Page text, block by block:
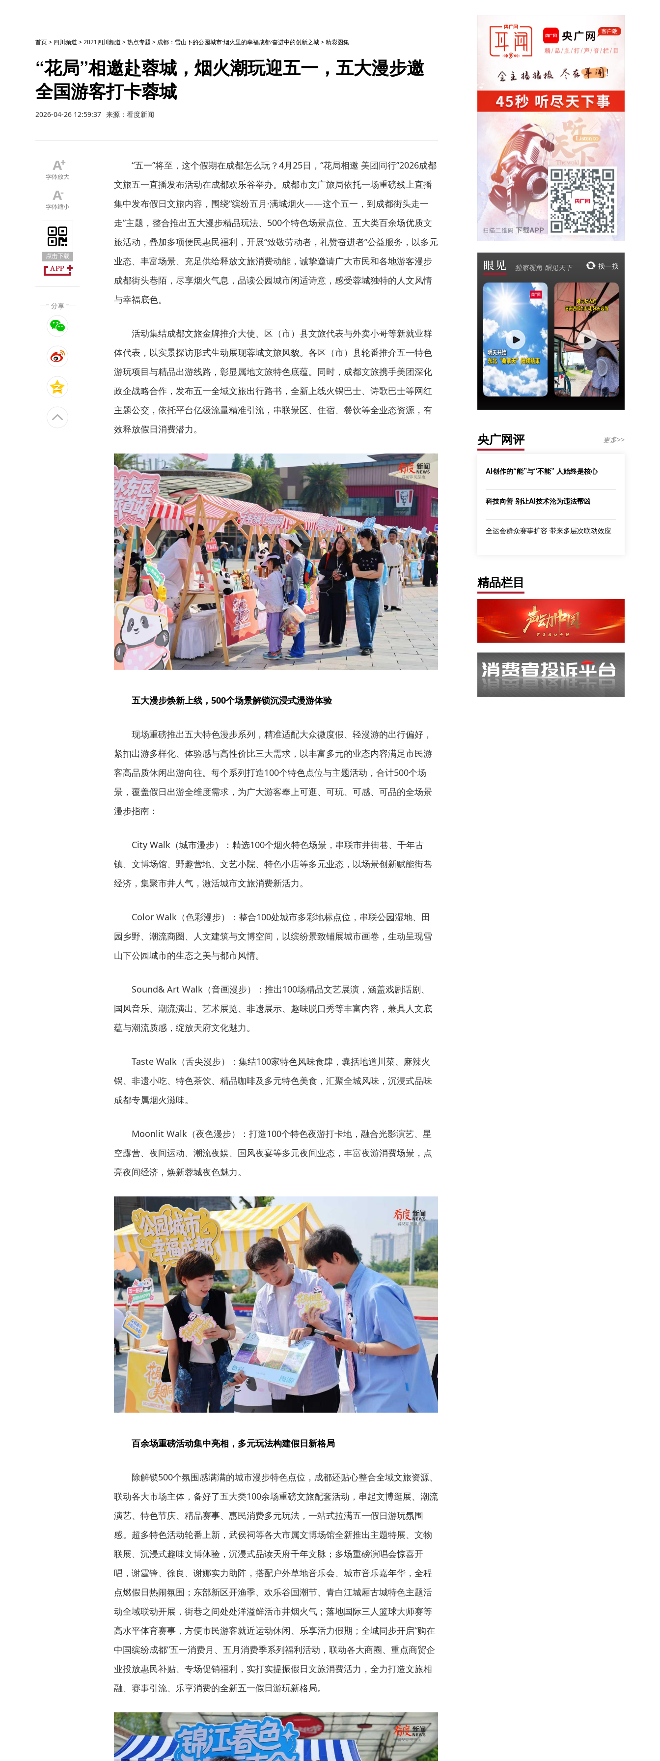
首页> 四川频道 >2021四川频道 >热点专题 > 成都：雪山下的公园城市·烟火里的幸福成都·奋进中的创新之城>精彩图集
“花局”相邀赴蓉城，烟火潮玩迎五一，五大漫步邀
全国游客打卡蓉城
2026-04-26 12:59:37 来源：看度新闻
“五一”将至，这个假期在成都怎么玩？4月25日，“花局相邀 美团同行”2026成都
文旅五一直播发布活动在成都欢乐谷举办。成都市文广旅局依托一场重磅线上直播
集中发布假日文旅内容，围绕“缤纷五月·满城烟火——这个五一，到成都街头走一
走”主题，整合推出五大漫步精品玩法、500个特色场景点位、五大类百余场优质文
旅活动，叠加多项便民惠民福利，开展“致敬劳动者，礼赞奋进者”公益服务，以多元
业态、丰富场景、充足供给释放文旅消费动能，诚挚邀请广大市民和各地游客漫步
成都街头巷陌，尽享烟火气息，品读公园城市闲适诗意，感受蓉城独特的人文风情
与幸福底色。
活动集结成都文旅金牌推介大使、区（市）县文旅代表与外卖小哥等新就业群
体代表，以实景探访形式生动展现蓉城文旅风貌。各区（市）县轮番推介五一特色
游玩项目与精品出游线路，彰显属地文旅特色底蕴。同时，成都文旅携手美团深化
政企战略合作，发布五一全域文旅出行路书，全新上线火锅巴士、诗歌巴士等网红
主题公交，依托平台亿级流量精准引流，串联景区、住宿、餐饮等全业态资源，有
效释放假日消费潜力。
五大漫步焕新上线，500个场景解锁沉浸式漫游体验
现场重磅推出五大特色漫步系列，精准适配大众微度假、轻漫游的出行偏好，
紧扣出游多样化、体验感与高性价比三大需求，以丰富多元的业态内容满足市民游
客高品质休闲出游向往。每个系列打造100个特色点位与主题活动，合计500个场
景，覆盖假日出游全维度需求，为广大游客奉上可逛、可玩、可感、可品的全场景
漫步指南：
City Walk（城市漫步）：精选100个烟火特色场景，串联市井街巷、千年古
镇、文博场馆、野趣营地、文艺小院、特色小店等多元业态，以场景创新赋能街巷
经济，集聚市井人气，激活城市文旅消费新活力。
Color Walk（色彩漫步）：整合100处城市多彩地标点位，串联公园湿地、田
园乡野、潮流商圈、人文建筑与文博空间，以缤纷景致铺展城市画卷，生动呈现雪
山下公园城市的生态之美与都市风情。
Sound& Art Walk（音画漫步）：推出100场精品文艺展演，涵盖戏剧话剧、
国风音乐、潮流演出、艺术展览、非遗展示、趣味脱口秀等丰富内容，兼具人文底
蕴与潮流质感，绽放天府文化魅力。
Taste Walk（舌尖漫步）：集结100家特色风味食肆，囊括地道川菜、麻辣火
锅、非遗小吃、特色茶饮、精品咖啡及多元特色美食，汇聚全城风味，沉浸式品味
成都专属烟火滋味。
Moonlit Walk（夜色漫步）：打造100个特色夜游打卡地，融合光影演艺、星
空露营、夜间运动、潮流夜娱、国风夜宴等多元夜间业态，丰富夜游消费场景，点
亮夜间经济，焕新蓉城夜色魅力。
百余场重磅活动集中亮相，多元玩法构建假日新格局
除解锁500个氛围感满满的城市漫步特色点位，成都还贴心整合全域文旅资源、
联动各大市场主体，备好了五大类100余场重磅文旅配套活动，串起文博逛展、潮流
演艺、特色节庆、精品赛事、惠民消费多元玩法，一站式拉满五一假日游玩氛围
感。超多特色活动轮番上新，武侯祠等各大市属文博场馆全新推出主题特展、文物
联展、沉浸式趣味文博体验，沉浸式品读天府千年文脉；多场重磅演唱会惊喜开
唱，谢霆锋、徐良、谢娜实力助阵，搭配户外草地音乐会、城市音乐嘉年华，全程
点燃假日热闹氛围；东部新区开渔季、欢乐谷国潮节、青白江城厢古城特色主题活
动全域联动开展，街巷之间处处洋溢鲜活市井烟火气；落地国际三人篮球大师赛等
高水平体育赛事，方便市民游客就近运动休闲、乐享活力假期；全城同步开启“购在
中国缤纷成都”五一消费月、五月消费季系列福利活动，联动各大商圈、重点商贸企
业投放惠民补贴、专场促销福利，实打实提振假日文旅消费活力，全力打造文旅相
融、赛事引流、乐享消费的全新五一假日游玩新格局。
央广网评 更多>>
AI创作的“能”与“不能” 人始终是核心
科技向善 别让AI技术沦为违法帮凶
全运会群众赛事扩容 带来多层次联动效应
精品栏目